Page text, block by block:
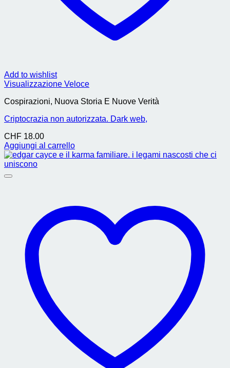
Add to wishlist
Visualizzazione Veloce
Cospirazioni, Nuova Storia E Nuove Verità
Criptocrazia non autorizzata. Dark web,
CHF 18.00
Aggiungi al carrello